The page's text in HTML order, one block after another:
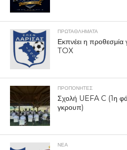
ΠΡΩΤΑΘΛΉΜΑΤΑ
Εκπνέει η προθεσμία
TOX
ΠΡΟΠΟΝΗΤΈΣ
Σχολή UEFA C (1η
γκρουπ)
ΝΕΑ